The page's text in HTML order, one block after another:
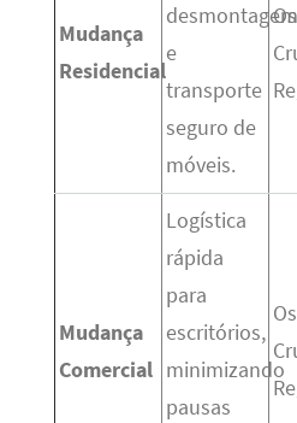
Mudança
Residencial
desmontagem
e
transporte
seguro de
móveis.
Mudança
Comercial
Logística
rápida
para
escritórios,
minimizando
pausas